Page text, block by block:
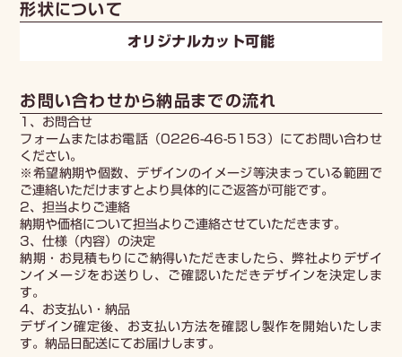
形状について
オリジナルカット可能
お問い合わせから納品までの流れ
1、お問合せ
フォームまたはお電話（0226-46-5153）にてお問い合わせ
ください。
※希望納期や個数、デザインのイメージ等決まっている範囲で
ご連絡いただけますとより具体的にご返答が可能です。
2、担当よりご連絡
納期や価格について担当よりご連絡させていただきます。
3、仕様（内容）の決定
納期・お見積もりにご納得いただきましたら、弊社よりデザイ
ンイメージをお送りし、ご確認いただきデザインを決定しま
す。
4、お支払い・納品
デザイン確定後、お支払い方法を確認し製作を開始いたしま
す。納品日配送にてお届けします。